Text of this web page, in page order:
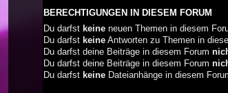
BERECHTIGUNGEN IN DIESEM FORUM
Du darfst keine neuen Themen in diesem
Du darfst keine Antworten zu Themen in
Du darfst deine Beiträge in diesem Forum
Du darfst deine Beiträge in diesem Forum
Du darfst keine Dateianhänge in diesem